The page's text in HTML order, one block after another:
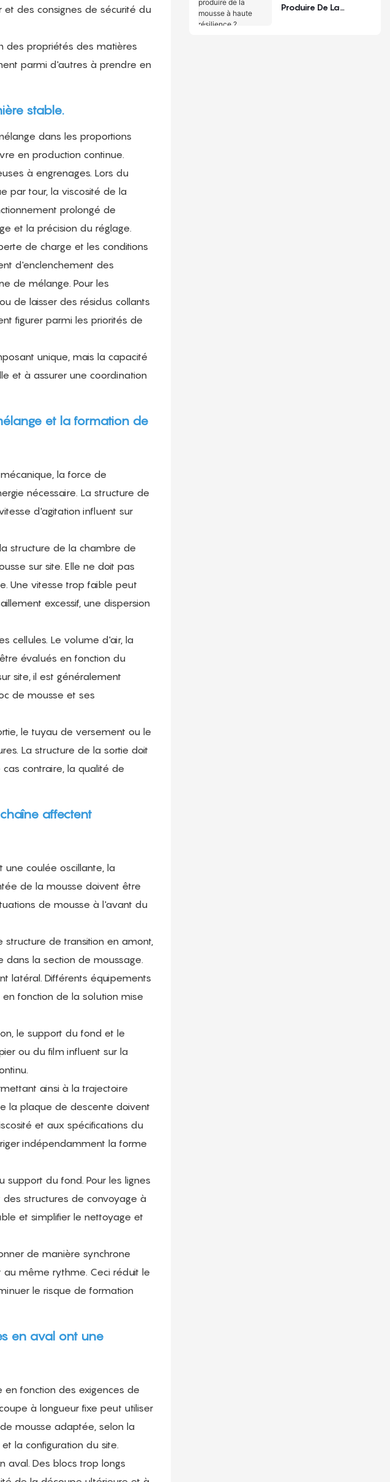
des consignes de sécurité du
des propriétés des matières
parmi d'autres à prendre en
stable.
dans les proportions
en production continue.
à engrenages. Lors du
par tour, la viscosité de la
prolongé de
et la précision du réglage.
de charge et les conditions
d'enclenchement des
de mélange. Pour les
de laisser des résidus collants
figurer parmi les priorités de
unique, mais la capacité
et à assurer une coordination
et la formation de
la force de
nécessaire. La structure de
d'agitation influent sur
structure de la chambre de
sur site. Elle ne doit pas
Une vitesse trop faible peut
excessif, une dispersion
cellules. Le volume d'air, la
évalués en fonction du
site, il est généralement
de mousse et ses
le tuyau de versement ou le
La structure de la sortie doit
contraire, la qualité de
affectent
une coulée oscillante, la
de la mousse doivent être
de mousse à l'avant du
de transition en amont,
la section de moussage.
latéral. Différents équipements
fonction de la solution mise
le support du fond et le
ou du film influent sur la
ainsi à la trajectoire
la plaque de descente doivent
et aux spécifications du
indépendamment la forme
du fond. Pour les lignes
structures de convoyage à
et simplifier le nettoyage et
de manière synchrone
même rythme. Ceci réduit le
le risque de formation
en aval ont une
fonction des exigences de
à longueur fixe peut utiliser
mousse adaptée, selon la
la configuration du site.
aval. Des blocs trop longs
Produire De La